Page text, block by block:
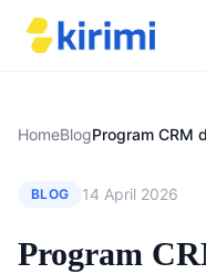
HomeBlog
BLOG 14 April 2026
Program